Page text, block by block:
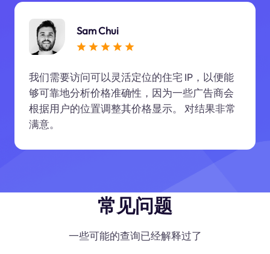
Sam Chui
我们需要访问可以灵活定位的住宅 IP，以便能
够可靠地分析价格准确性，因为一些广告商会
根据用户的位置调整其价格显示。 对结果非常
满意。
常见问题
一些可能的查询已经解释过了